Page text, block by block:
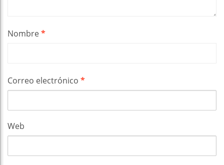
Nombre*
Correo electrónico *
Web